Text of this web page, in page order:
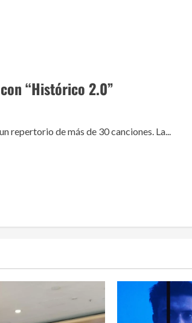
“Histórico 2.0”
de más de 30 canciones. La...